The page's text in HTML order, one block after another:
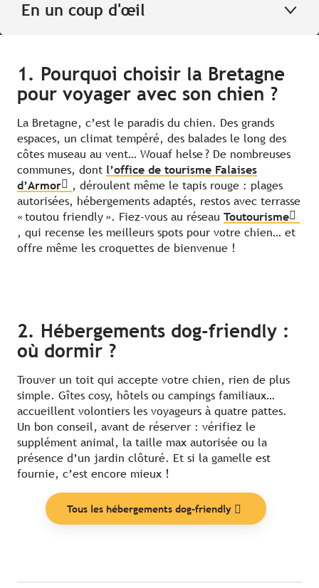
En un coup d'œil
1. Pourquoi choisir la Bretagne
pour voyager avec son chien ?
La Bretagne, c’est le paradis du chien. Des grands
espaces, un climat tempéré, des balades le long des
côtes museau au vent… Wouaf helse ? De nombreuses
communes, dont l’office de tourisme Falaises
d’Armor
, déroulent même le tapis rouge : plages
autorisées, hébergements adaptés, restos avec terrasse
« toutou friendly ». Fiez-vous au réseau Toutourisme
, qui recense les meilleurs spots pour votre chien… et
offre même les croquettes de bienvenue !
2. Hébergements dog-friendly :
où dormir ?
Trouver un toit qui accepte votre chien, rien de plus
simple. Gîtes cosy, hôtels ou campings familiaux…
accueillent volontiers les voyageurs à quatre pattes.
Un bon conseil, avant de réserver : vérifiez le
supplément animal, la taille max autorisée ou la
présence d’un jardin clôturé. Et si la gamelle est
fournie, c’est encore mieux !
Tous les hébergements dog-friendly